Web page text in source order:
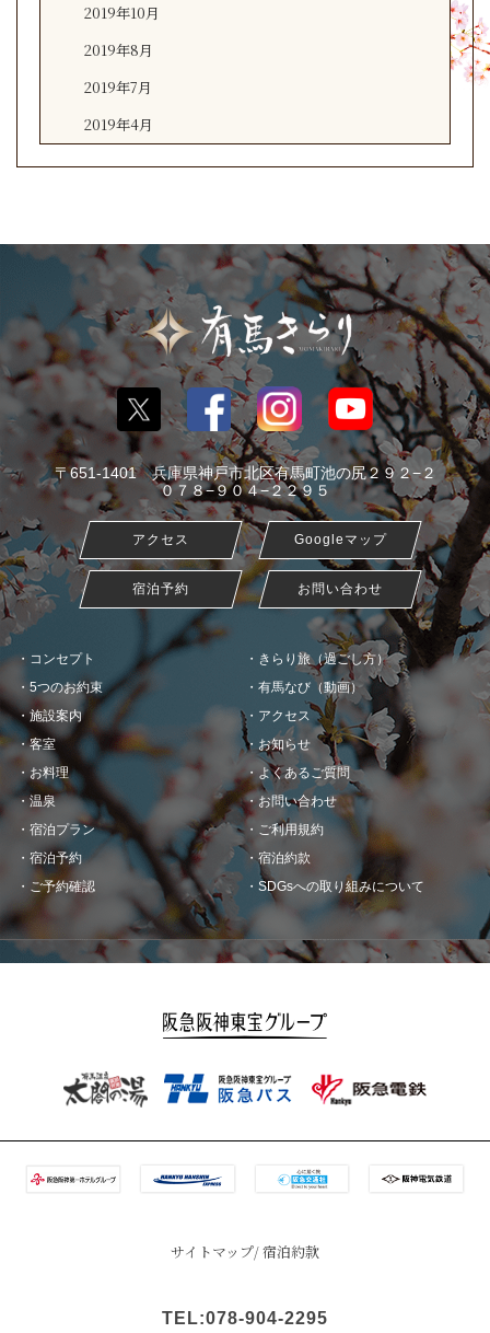
2019年10月
2019年8月
2019年7月
2019年4月
〒651-1401 兵庫県神戸市北区有馬町池の尻２９２−２
０７８−９０４−２２９５
アクセス Googleマップ
宿泊予約 お問い合わせ
コンセプト
5つのお約束
施設案内
客室
お料理
温泉
きらり旅（過ごし方）
有馬なび（動画）
アクセス
お知らせ
宿泊プラン
宿泊予約
ご予約確認
よくあるご質問
お問い合わせ
ご利用規約
宿泊約款
SDGsへの取り組みについて
サイトマップ 宿泊約款
TEL:078-904-2295